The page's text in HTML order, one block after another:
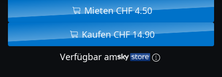
Mieten CHF 4.50
Kaufen CHF 14.90
Verfügbar am